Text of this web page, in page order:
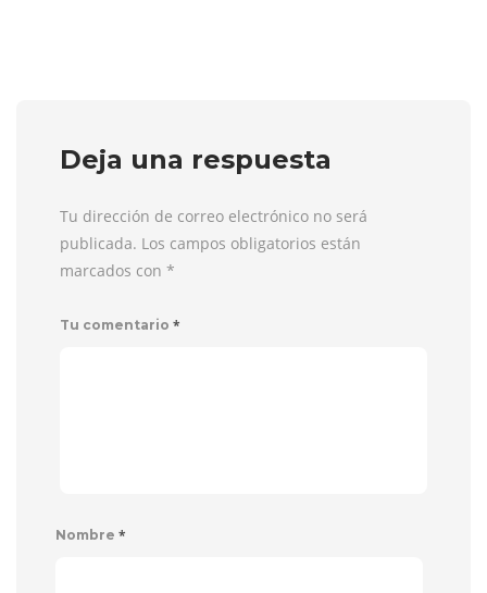
Deja una respuesta
Tu dirección de correo electrónico no será
publicada. Los campos obligatorios están
marcados con *
Tu comentario *
Nombre *